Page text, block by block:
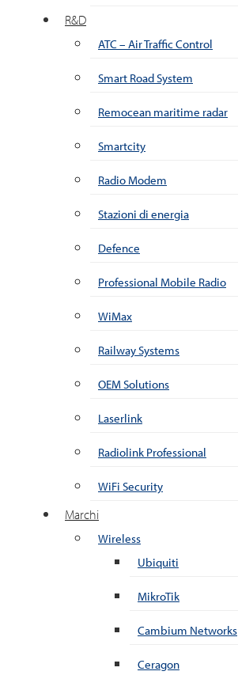
R&D
ATC – Air Traffic Control
Smart Road System
Remocean maritime radar
Smartcity
Radio Modem
Stazioni di energia
Defence
Professional Mobile Radio
WiMax
Railway Systems
OEM Solutions
Laserlink
Radiolink Professional
WiFi Security
Marchi
Wireless
Ubiquiti
MikroTik
Cambium Networks
Ceragon